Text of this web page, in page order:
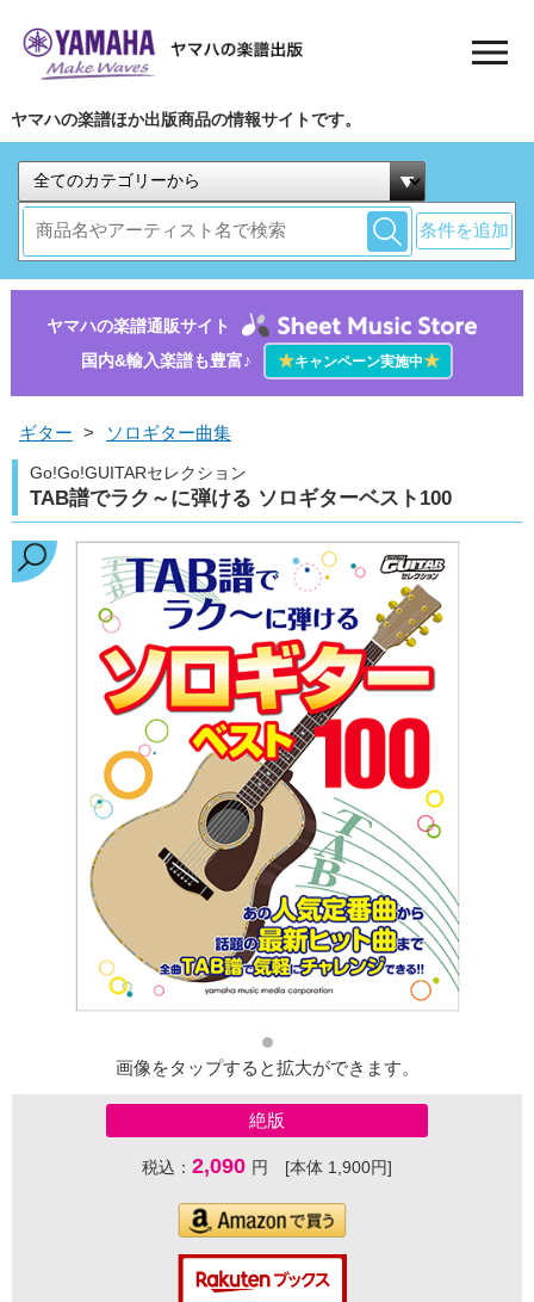
ヤマハの楽譜ほか出版商品の情報サイトです。
条件を追加
ヤマハの楽譜通販サイト
国内&輸入楽譜も豊富♪
★キャンペーン実施中★
ギター > ソロギター曲集
Go!Go!GUITARセレクション
TAB譜でラク～に弾ける ソロギターベスト100
画像をタップすると拡大ができます。
絶版
税込： 2,090 円 [本体 1,900円]